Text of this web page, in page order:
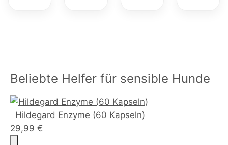
Beliebte Helfer für sensible Hunde
Hildegard Enzyme (60 Kapseln)
29,99 €